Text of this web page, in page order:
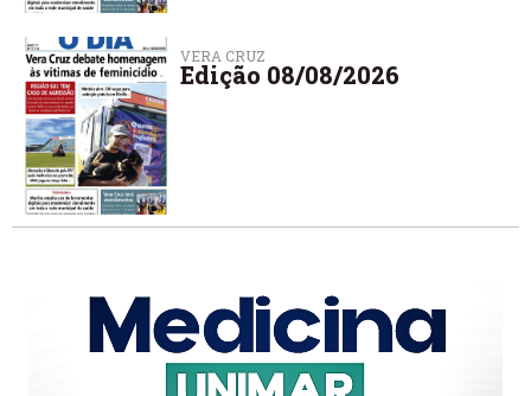
VERA CRUZ
Edição 08/08/2026